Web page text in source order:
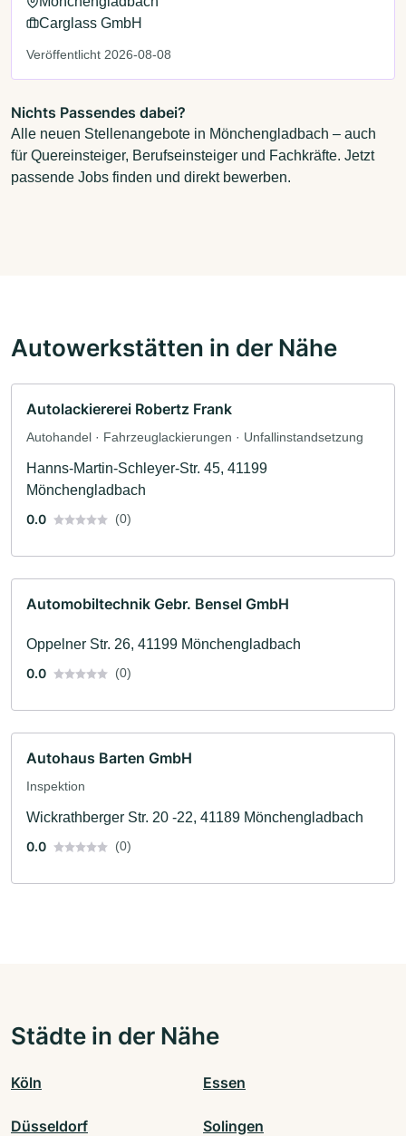
Carglass GmbH
Veröffentlicht 2026-08-08
Nichts Passendes dabei?
Alle neuen Stellenangebote in Mönchengladbach – auch
für Quereinsteiger, Berufseinsteiger und Fachkräfte. Jetzt
passende Jobs finden und direkt bewerben.
Autowerkstätten in der Nähe
Autolackiererei Robertz Frank
Autohandel · Fahrzeuglackierungen · Unfallinstandsetzung
Hanns-Martin-Schleyer-Str. 45, 41199
Mönchengladbach
0.0
(0)
Automobiltechnik Gebr. Bensel GmbH
Oppelner Str. 26, 41199 Mönchengladbach
0.0
(0)
Autohaus Barten GmbH
Inspektion
Wickrathberger Str. 20 -22, 41189 Mönchengladbach
0.0
(0)
Städte in der Nähe
Köln Essen
Düsseldorf Solingen